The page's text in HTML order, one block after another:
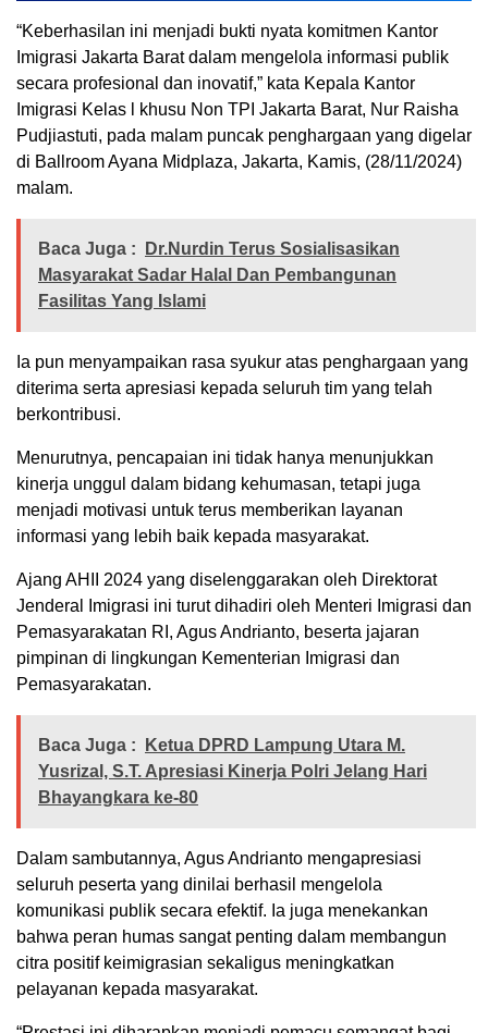
“Keberhasilan ini menjadi bukti nyata komitmen Kantor
Imigrasi Jakarta Barat dalam mengelola informasi publik
secara profesional dan inovatif,” kata Kepala Kantor
Imigrasi Kelas l khusu Non TPI Jakarta Barat, Nur Raisha
Pudjiastuti, pada malam puncak penghargaan yang digelar
di Ballroom Ayana Midplaza, Jakarta, Kamis, (28/11/2024)
malam.
Baca Juga :
Dr.Nurdin Terus Sosialisasikan
Masyarakat Sadar Halal Dan Pembangunan
Fasilitas Yang Islami
Ia pun menyampaikan rasa syukur atas penghargaan yang
diterima serta apresiasi kepada seluruh tim yang telah
berkontribusi.
Menurutnya, pencapaian ini tidak hanya menunjukkan
kinerja unggul dalam bidang kehumasan, tetapi juga
menjadi motivasi untuk terus memberikan layanan
informasi yang lebih baik kepada masyarakat.
Ajang AHII 2024 yang diselenggarakan oleh Direktorat
Jenderal Imigrasi ini turut dihadiri oleh Menteri Imigrasi dan
Pemasyarakatan RI, Agus Andrianto, beserta jajaran
pimpinan di lingkungan Kementerian Imigrasi dan
Pemasyarakatan.
Baca Juga :
Ketua DPRD Lampung Utara M.
Yusrizal, S.T. Apresiasi Kinerja Polri Jelang Hari
Bhayangkara ke-80
Dalam sambutannya, Agus Andrianto mengapresiasi
seluruh peserta yang dinilai berhasil mengelola
komunikasi publik secara efektif. Ia juga menekankan
bahwa peran humas sangat penting dalam membangun
citra positif keimigrasian sekaligus meningkatkan
pelayanan kepada masyarakat.